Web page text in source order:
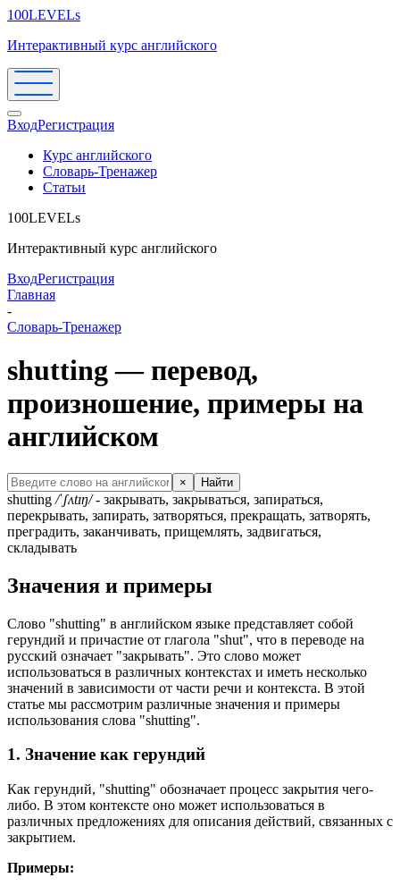
100LEVELs
Интерактивный курс английского
ВходРегистрация
Курс английского
Словарь-Тренажер
Статьи
100LEVELs
Интерактивный курс английского
ВходРегистрация
Главная
-
Словарь-Тренажер
shutting — перевод,
произношение, примеры на
английском
× Найти
shutting /ˈʃʌtɪŋ/- закрывать, закрываться, запираться,
перекрывать, запирать, затворяться, прекращать, затворять,
преградить, заканчивать, прищемлять, задвигаться,
складывать
Значения и примеры
Слово "shutting" в английском языке представляет собой
герундий и причастие от глагола "shut", что в переводе на
русский означает "закрывать". Это слово может
использоваться в различных контекстах и иметь несколько
значений в зависимости от части речи и контекста. В этой
статье мы рассмотрим различные значения и примеры
использования слова "shutting".
1. Значение как герундий
Как герундий, "shutting" обозначает процесс закрытия чего-
либо. В этом контексте оно может использоваться в
различных предложениях для описания действий, связанных с
закрытием.
Примеры: